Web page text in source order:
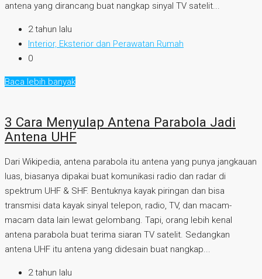
antena yang dirancang buat nangkap sinyal TV satelit...
2 tahun lalu
Interior, Eksterior dan Perawatan Rumah
0
Baca lebih banyak
3 Cara Menyulap Antena Parabola Jadi
Antena UHF
Dari Wikipedia, antena parabola itu antena yang punya jangkauan
luas, biasanya dipakai buat komunikasi radio dan radar di
spektrum UHF & SHF. Bentuknya kayak piringan dan bisa
transmisi data kayak sinyal telepon, radio, TV, dan macam-
macam data lain lewat gelombang. Tapi, orang lebih kenal
antena parabola buat terima siaran TV satelit. Sedangkan
antena UHF itu antena yang didesain buat nangkap...
2 tahun lalu